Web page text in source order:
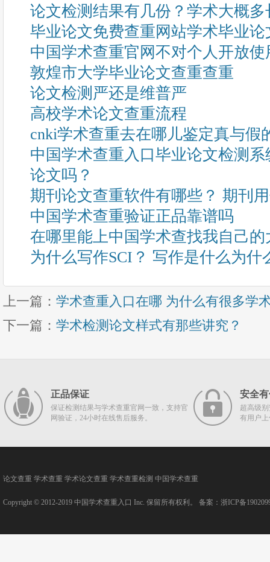
论文检测结果有几份？学术大概
毕业论文免费查重网站学术毕业
中国学术查重官网不对个人开放使
敦煌市大学毕业论文查重查重
论文检测严还是维普严
高校学术论文查重流程
cnki学术查重去在哪儿鉴定真与假
中国学术查重入口毕业论文检测
论文吗？
期刊论文查重软件有哪些？ 期刊
中国学术查重验证正品靠谱吗
在哪里能上中国学术查找我自己
为什么写作SCI？ 写作是什么为什
上一篇： 学术查重入口在哪 为什么有很多学
下一篇： 学术检测论文样式有那些讲究？
正品保证
保证检测结果与学术查重官网一致，支持官
网验证，24小时在线售后服务。
安全
超高级
有用户
论文查重 学术查重 学术论文查重 学术查重检测 中国学术查重
Copyright © 2012-2019 中国学术查重入口 Inc. 保留所有权利。 备案： 浙ICP备